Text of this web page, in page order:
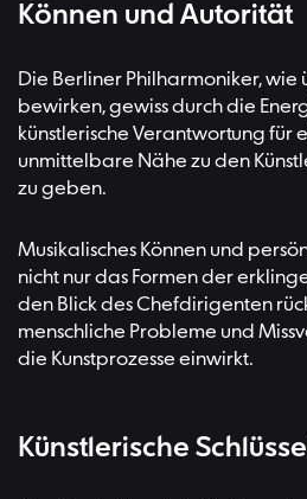
Können und Autorität
Die Berliner Philharmoniker,
bewirken, gewiss durch die
künstlerische Verantwortung für
unmittelbare Nähe zu den
zu geben.
Musikalisches Können und
nicht nur das Formen der
den Blick des Chefdirigenten
menschliche Probleme und
die Kunstprozesse einwirkt.
Künstlerische